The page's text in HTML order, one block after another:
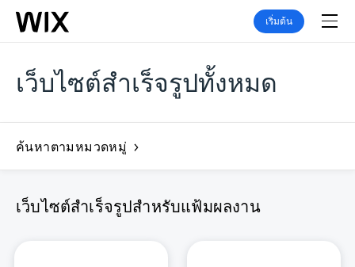
เริ่มต้น
เว็บไซต์สำเร็จรูปทั้งหมด
ค้นหาตามหมวดหมู่
เว็บไซต์สำเร็จรูปสำหรับแฟ้มผลงาน